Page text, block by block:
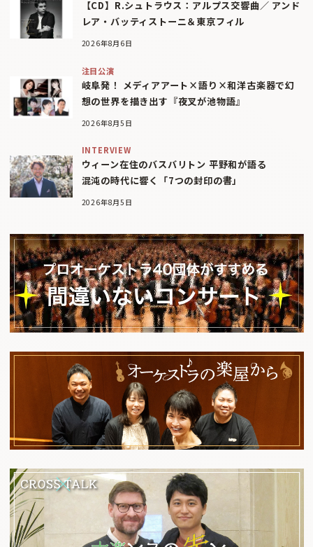
【CD】R.シュトラウス：アルプス交響曲／ アンド
レア・バッティストーニ＆東京フィル
2026年8月6日
注目公演
岐阜発！ メディアアート×語り×和洋古楽器で幻
想の世界を描き出す『夜叉が池物語』
2026年8月5日
INTERVIEW
ウィーン在住のバスバリトン 平野和が語る
混沌の時代に響く「7つの封印の書」
2026年8月5日